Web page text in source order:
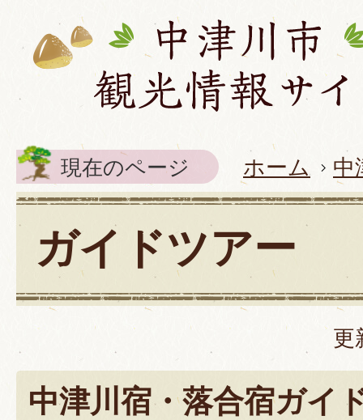
現在のページ ホーム 中
ガイドツアー
更
中津川宿・落合宿ガイ